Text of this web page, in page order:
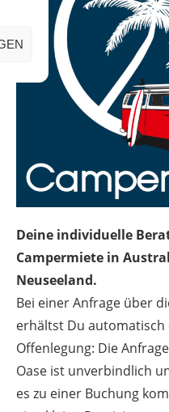
Deine individuelle
Campermiete in
Neuseeland.
Bei einer Anfrage über
erhältst Du automatisch
Offenlegung: Die
Oase ist unverbindlich
es zu einer Buchung